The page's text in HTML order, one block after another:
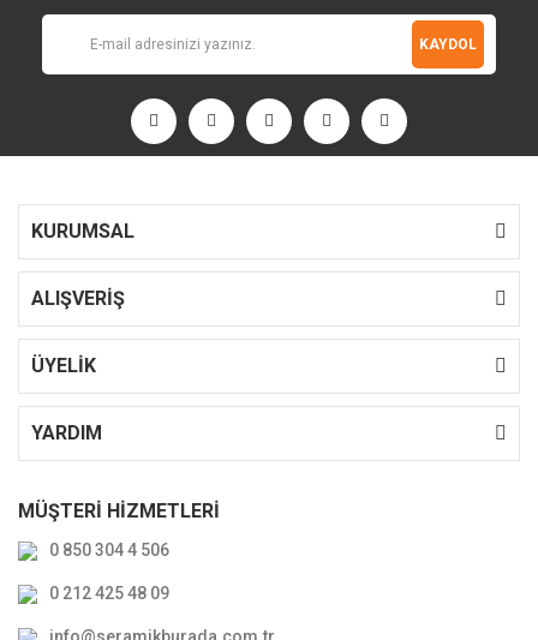
KAYDOL
KURUMSAL
ALIŞVERİŞ
ÜYELİK
YARDIM
MÜŞTERİ HİZMETLERİ
0 850 304 4 506
0 212 425 48 09
info@seramikburada.com.tr